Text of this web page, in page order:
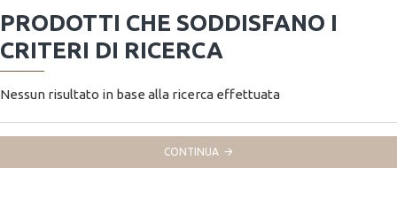
PRODOTTI CHE SODDISFANO I
CRITERI DI RICERCA
Nessun risultato in base alla ricerca effettuata
CONTINUA